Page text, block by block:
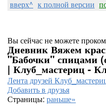
вверх^ к полной версии
Вы сейчас не можете
Дневник Вяжем
"Бабочки" спицами
| Клуб_мастериц -
Лента друзей
Добавить в друзья
Страницы: раньше»